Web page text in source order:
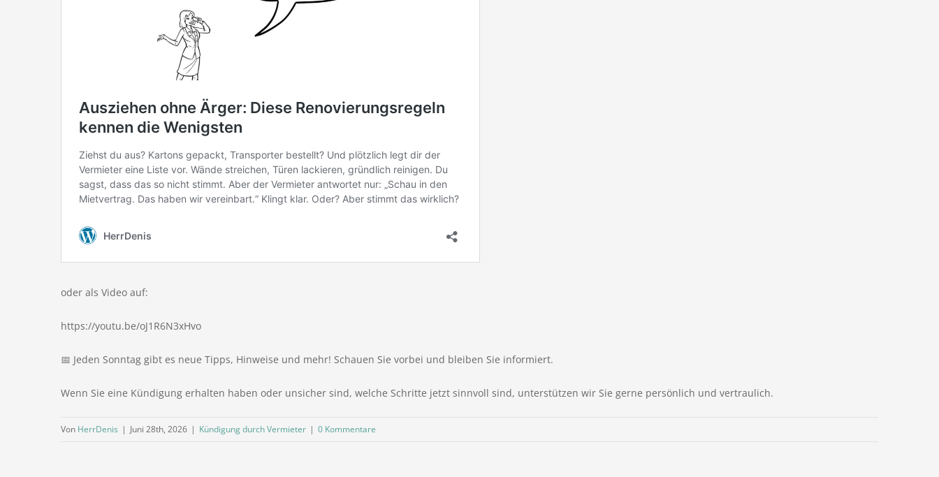
oder als Video auf:
https://youtu.be/oJ1R6N3xHvo
📅 Jeden Sonntag gibt es neue Tipps, Hinweise und mehr! Schauen Sie vorbei und bleiben Sie informiert.
Wenn Sie eine Kündigung erhalten haben oder unsicher sind, welche Schritte jetzt sinnvoll sind, unterstützen wir Sie gerne persönlich und vertraulich.
Von HerrDenis | Juni 28th, 2026 | Kündigung durch Vermieter | 0 Kommentare